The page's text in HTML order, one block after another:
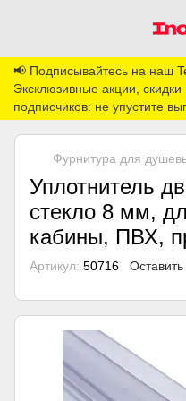
📢 Подписывайтесь на наш
Эксклюзивные акции, скидки
подписчиков: не упустите
Фурнитура для
Уплотнитель
стекло 8 мм,
кабины, ПВХ,
Артикул: 50716